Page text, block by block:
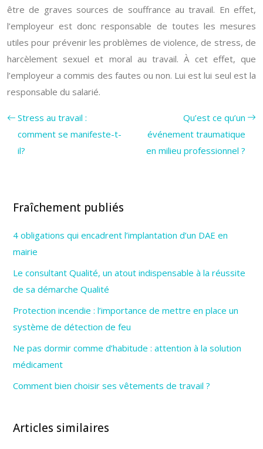
être de graves sources de souffrance au travail. En effet,
l’employeur est donc responsable de toutes les mesures
utiles pour prévenir les problèmes de violence, de stress, de
harcèlement sexuel et moral au travail. À cet effet, que
l’employeur a commis des fautes ou non. Lui est lui seul est la
responsable du salarié.
Stress au travail :
comment se manifeste-t-
il?
Qu’est ce qu’un
événement traumatique
en milieu professionnel ?
Fraîchement publiés
4 obligations qui encadrent l’implantation d’un DAE en
mairie
Le consultant Qualité, un atout indispensable à la réussite
de sa démarche Qualité
Protection incendie : l’importance de mettre en place un
système de détection de feu
Ne pas dormir comme d’habitude : attention à la solution
médicament
Comment bien choisir ses vêtements de travail ?
Articles similaires